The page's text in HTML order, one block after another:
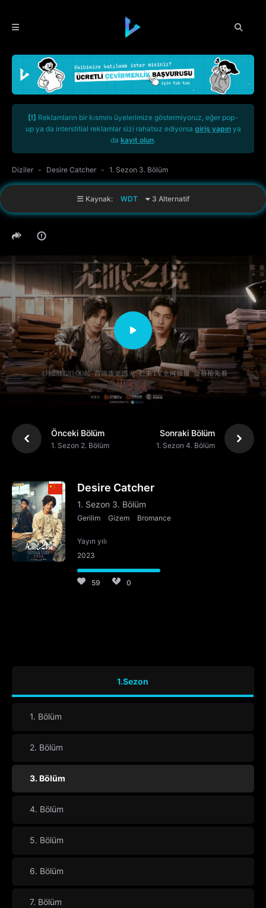
[!] Reklamların bir kısmını üyelerimize göstermiyoruz, eğer pop-
up ya da interstitial reklamlar sizi rahatsız ediyorsa giriş yapınya
da kayıt olun.
Diziler Desire Catcher 1. Sezon 3. Bölüm
Kaynak: WDT 3 Alternatif
Önceki Bölüm
1. Sezon 2. Bölüm
Sonraki Bölüm
1. Sezon 4. Bölüm
Desire Catcher
1. Sezon 3. Bölüm
Gerilim Gizem Bromance
Yayın yılı
2023
59 0
1.Sezon
1. Bölüm
2. Bölüm
3. Bölüm
4. Bölüm
5. Bölüm
6. Bölüm
7. Bölüm